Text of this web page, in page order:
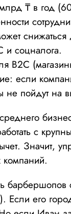
₸ в год
соцналога.
B2C
если
пойдут на
с
его